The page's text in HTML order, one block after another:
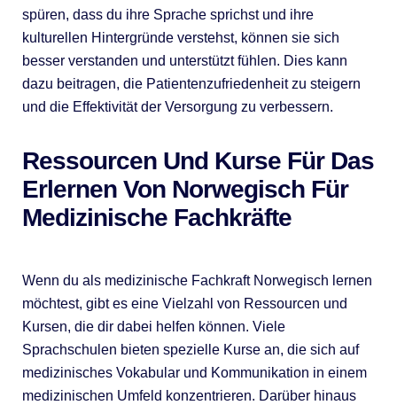
spüren, dass du ihre Sprache sprichst und ihre
kulturellen Hintergründe verstehst, können sie sich
besser verstanden und unterstützt fühlen. Dies kann
dazu beitragen, die Patientenzufriedenheit zu steigern
und die Effektivität der Versorgung zu verbessern.
Ressourcen Und Kurse Für Das
Erlernen Von Norwegisch Für
Medizinische Fachkräfte
Wenn du als medizinische Fachkraft Norwegisch lernen
möchtest, gibt es eine Vielzahl von Ressourcen und
Kursen, die dir dabei helfen können. Viele
Sprachschulen bieten spezielle Kurse an, die sich auf
medizinisches Vokabular und Kommunikation in einem
medizinischen Umfeld konzentrieren. Darüber hinaus